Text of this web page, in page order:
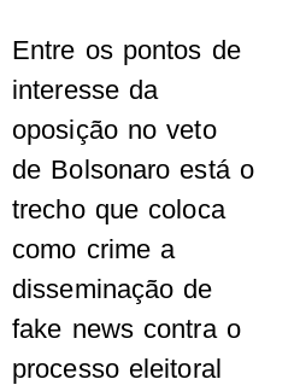
Entre os pontos de
interesse da
oposição no veto
de Bolsonaro está o
trecho que coloca
como crime a
disseminação de
fake news contra o
processo eleitoral